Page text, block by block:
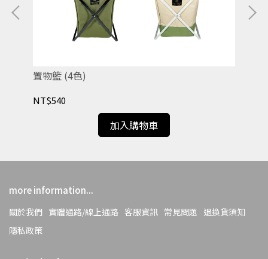
置物籃 (4色)
NT$540
加入購物車
more information...
關於我們 實體通路/線上通路 客服資訊 常見問題 退換貨須知
隱私政策